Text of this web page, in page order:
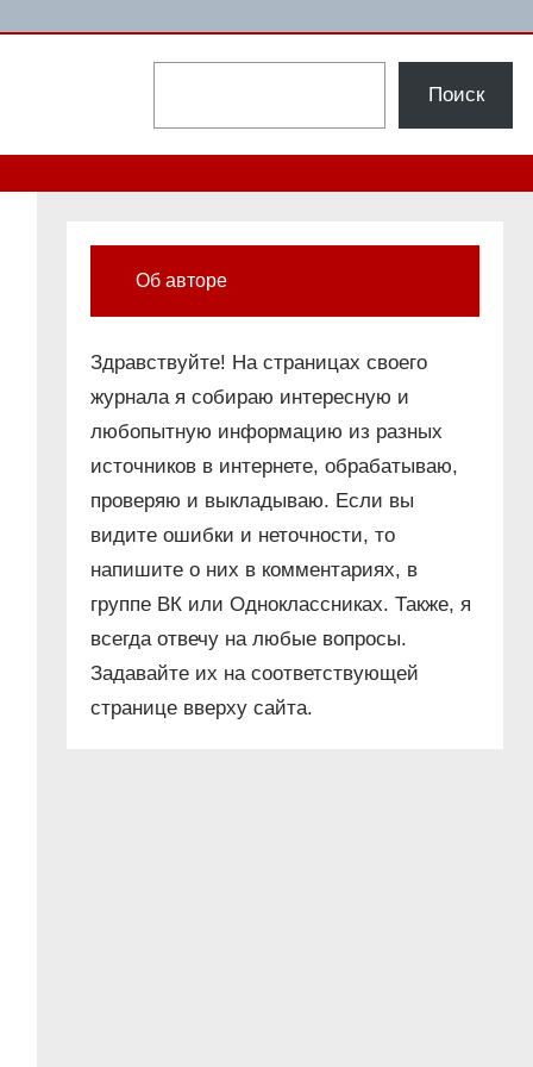
Поиск
Об авторе
Здравствуйте! На страницах своего
журнала я собираю интересную и
любопытную информацию из разных
источников в интернете, обрабатываю,
проверяю и выкладываю. Если вы
видите ошибки и неточности, то
напишите о них в комментариях, в
группе ВК или Одноклассниках. Также, я
всегда отвечу на любые вопросы.
Задавайте их на соответствующей
странице вверху сайта.